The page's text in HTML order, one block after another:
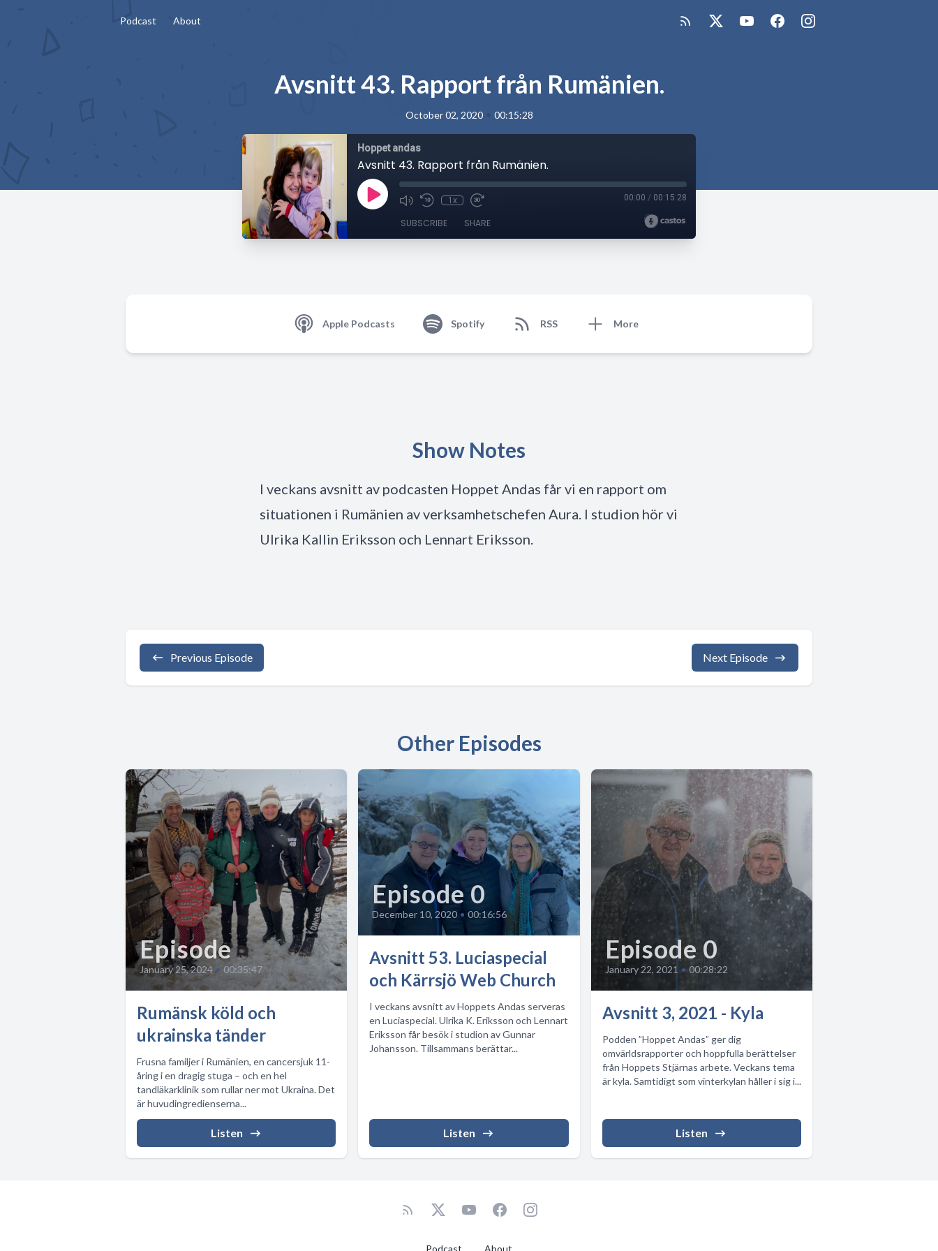
Podcast About
Avsnitt 43. Rapport från Rumänien.
October 02, 2020 • 00:15:28
Hoppet andas
Avsnitt 43. Rapport från Rumänien.
1x 00:00 / 00:15:28
SUBSCRIBE SHARE
Apple Podcasts Spotify RSS More
Show Notes
I veckans avsnitt av podcasten Hoppet Andas får vi en rapport om
situationen i Rumänien av verksamhetschefen Aura. I studion hör vi
Ulrika Kallin Eriksson och Lennart Eriksson.
Previous Episode Next Episode
Other Episodes
Episode
January 25, 2024 • 00:35:47
Rumänsk köld och
ukrainska tänder
Frusna familjer i Rumänien, en cancersjuk 11-
åring i en dragig stuga – och en hel
tandläkarklinik som rullar ner mot Ukraina. Det
är huvudingredienserna...
Listen
Episode 0
December 10, 2020 • 00:16:56
Avsnitt 53. Luciaspecial
och Kärrsjö Web Church
I veckans avsnitt av Hoppets Andas serveras
en Luciaspecial. Ulrika K. Eriksson och Lennart
Eriksson får besök i studion av Gunnar
Johansson. Tillsammans berättar...
Listen
Episode 0
January 22, 2021 • 00:28:22
Avsnitt 3, 2021 - Kyla
Podden ”Hoppet Andas” ger dig
omvärldsrapporter och hoppfulla berättelser
från Hoppets Stjärnas arbete. Veckans tema
är kyla. Samtidigt som vinterkylan håller i sig i...
Listen